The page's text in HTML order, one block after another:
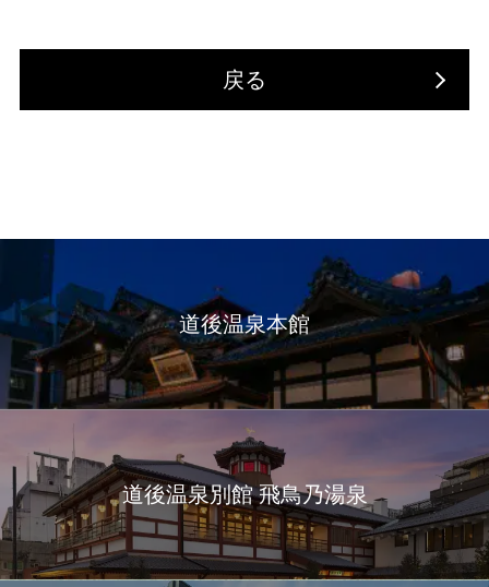
戻る
道後温泉本館
道後温泉別館 飛鳥乃湯泉